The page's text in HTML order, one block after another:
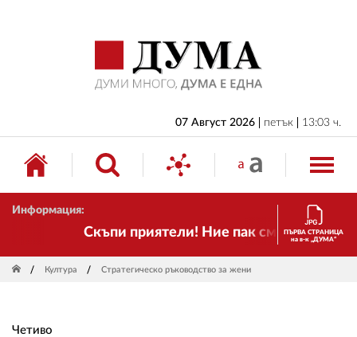
07 Август 2026 петък 13:03 ч.
Информация:
Скъпи приятели! Ние пак сме тук!ПЪРВА СТРАНИЦА
на в-к „ДУМА“
Култура Стратегическо ръководство за жени
Четиво
БЪЛГАРИЯ
ИКОНОМИКА
ИЗБОРИ
СВЯТ